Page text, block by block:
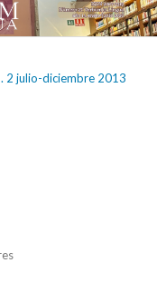
2 julio-diciembre 2013